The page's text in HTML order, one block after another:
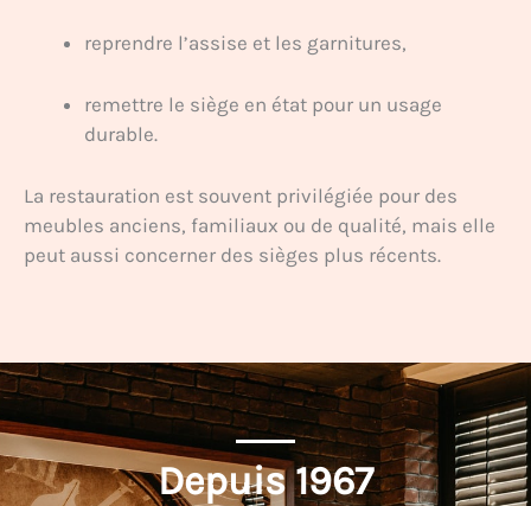
reprendre l’assise et les garnitures,
remettre le siège en état pour un usage
durable.
La restauration est souvent privilégiée pour des
meubles anciens, familiaux ou de qualité, mais elle
peut aussi concerner des sièges plus récents.
Depuis 1967